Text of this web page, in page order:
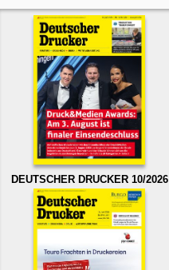
DEUTSCHER DRUCKER 10/2026